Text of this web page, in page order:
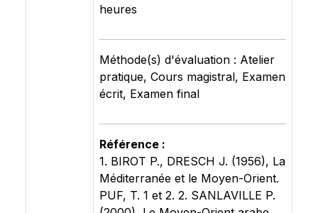
heures
Méthode(s) d'évaluation : Atelier
pratique, Cours magistral, Examen
écrit, Examen final
Référence :
1. BIROT P., DRESCH J. (1956), La
Méditerranée et le Moyen-Orient.
PUF, T. 1 et 2. 2. SANLAVILLE P.